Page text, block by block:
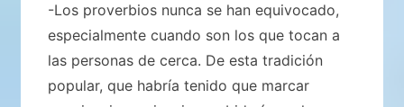
..!
-Los proverbios nunca se han equivocado,
especialmente cuando son los que tocan a
las personas de cerca. De esta tradición
popular, que habría tenido que marcar